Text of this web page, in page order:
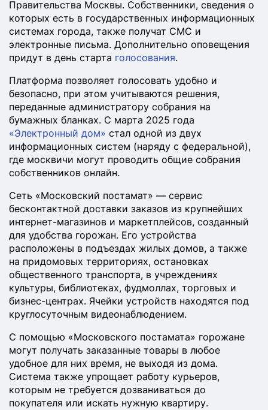
Правительства Москвы. Собственники, сведения о
которых есть в государственных информационных
системах города, также получат СМС и
электронные письма. Дополнительно оповещения
придут в день старта голосования.
Платформа позволяет голосовать удобно и
безопасно, при этом учитываются решения,
переданные администратору собрания на
бумажных бланках. С марта 2025 года
«Электронный дом» стал одной из двух
информационных систем (наряду с федеральной),
где москвичи могут проводить общие собрания
собственников онлайн.
Сеть «Московский постамат» — сервис
бесконтактной доставки заказов из крупнейших
интернет-магазинов и маркетплейсов, созданный
для удобства горожан. Его устройства
расположены в подъездах жилых домов, а также
на придомовых территориях, остановках
общественного транспорта, в учреждениях
культуры, библиотеках, фудмоллах, торговых и
бизнес-центрах. Ячейки устройств находятся под
круглосуточным видеонаблюдением.
С помощью «Московского постамата» горожане
могут получать заказанные товары в любое
удобное для них время, не выходя из дома.
Система также упрощает работу курьеров,
которым не требуется дозваниваться до
покупателя или искать нужную квартиру.